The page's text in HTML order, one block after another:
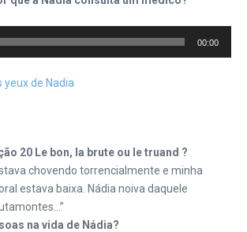
00:00
yeux de Nadia
20 Le bon, la brute ou le truand ?
chovendo torrencialmente e minha
estava baixa. Nádia noiva daquele
na vida de Nádia?